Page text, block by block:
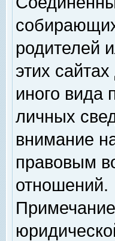
родителей
этих
иного вида
личных
внимание
правовым
отношений.